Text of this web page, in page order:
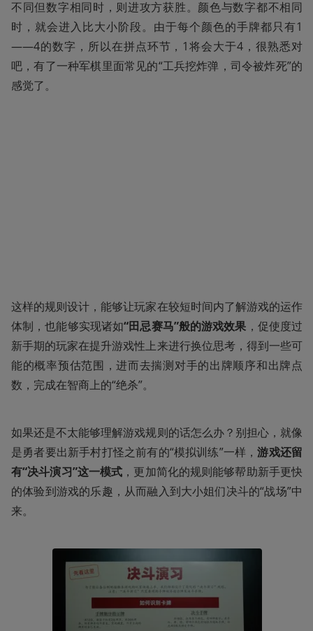
不同但数字相同时，则进攻方获胜。颜色与数字都不相同
时，就会进入比大小阶段。由于每个颜色的手牌都只有1
——4的数字，所以在拼点环节，1将会大于4，很熟悉对
吧，有了一种军棋里面常见的“工兵挖炸弹，司令被炸死”的
感觉了。
这样的规则设计，能够让玩家在较短时间内了解游戏的运作
体制，也能够实现诸如“田忌赛马”般的游戏效果 ，促使度过
新手期的玩家在提升游戏性上来进行换位思考，得到一些可
能的概率预估范围，进而去揣测对手的出牌顺序和出牌点
数，完成在智商上的“绝杀”。
如果还是不太能够理解游戏规则的话怎么办？别担心，就像
是勇者要出新手村打怪之前有的“模拟训练”一样，游戏还留
有“决斗演习”这一模式 ，更加简化的规则能够帮助新手更快
的体验到游戏的乐趣，从而融入到大小姐们决斗的“战场”中
来。